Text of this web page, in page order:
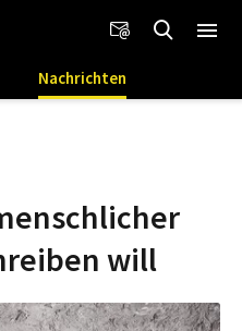
Nachrichten
will